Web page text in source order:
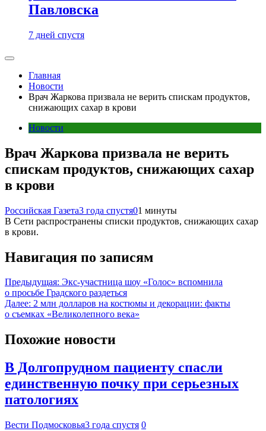
Павловска
7 дней спустя
Главная
Новости
Врач Жаркова призвала не верить спискам продуктов,
снижающих сахар в крови
Новости
Врач Жаркова призвала не верить
спискам продуктов, снижающих сахар
в крови
Российская Газета3 года спустя01 минуты
В Сети распространены списки продуктов, снижающих сахар
в крови.
Навигация по записям
Предыдущая: Экс-участница шоу «Голос» вспомнила
о просьбе Градского раздеться
Далее: 2 млн долларов на костюмы и декорации: факты
о съемках «Великолепного века»
Похожие новости
В Долгопрудном пациенту спасли
единственную почку при серьезных
патологиях
Вести Подмосковья3 года спустя 0